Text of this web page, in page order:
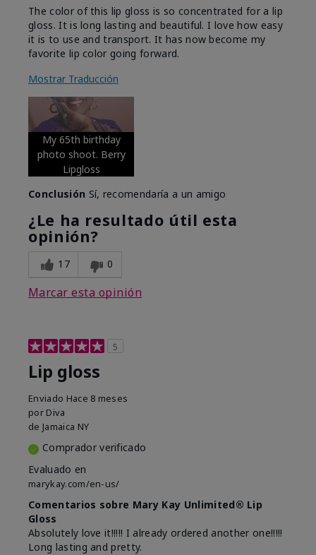
The color of this lip gloss is so concentrated for a lip
gloss. It is long lasting and beautiful. I love how easy
it is to use and transport. It has now become my
favorite lip color going forward.
Mostrar Traducción
My 65th birthday
photo shoot. Berry
Lipgloss
Conclusión Sí, recomendaría a un amigo
¿Le ha resultado útil esta
opinión?
17 0
Marcar esta opinión
5
Lip gloss
Enviado Hace 8 meses
por Diva
de Jamaica NY
Comprador verificado
Evaluado en
marykay.com/en-us/
Comentarios sobre Mary Kay Unlimited® Lip
Gloss
Absolutely love it!!!!! I already ordered another one!!!!!
Long lasting and pretty.